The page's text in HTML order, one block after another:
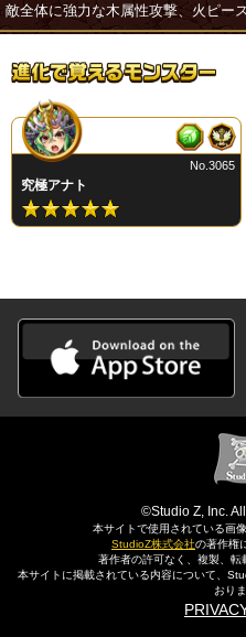
敵全体に強力な木属性攻撃、火ピー
究極アナト
No.3065
©Studio Z, Inc.
本サイトで使用されている画
StudioZ株式会社の著作権
著作者の許可なく、複製、転
本サイトに掲載されている内容について、
おり